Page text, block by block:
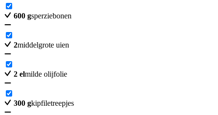
600 gsperziebonen
2middelgrote uien
2 elmilde olijfolie
300 gkipfiletreepjes